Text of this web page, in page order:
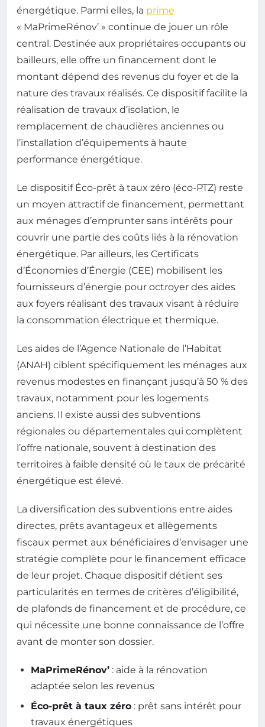
énergétique. Parmi elles, la prime
« MaPrimeRénov’ » continue de jouer un rôle
central. Destinée aux propriétaires occupants ou
bailleurs, elle offre un financement dont le
montant dépend des revenus du foyer et de la
nature des travaux réalisés. Ce dispositif facilite la
réalisation de travaux d’isolation, le
remplacement de chaudières anciennes ou
l’installation d’équipements à haute
performance énergétique.
Le dispositif Éco-prêt à taux zéro (éco-PTZ) reste
un moyen attractif de financement, permettant
aux ménages d’emprunter sans intérêts pour
couvrir une partie des coûts liés à la rénovation
énergétique. Par ailleurs, les Certificats
d’Économies d’Énergie (CEE) mobilisent les
fournisseurs d’énergie pour octroyer des aides
aux foyers réalisant des travaux visant à réduire
la consommation électrique et thermique.
Les aides de l’Agence Nationale de l’Habitat
(ANAH) ciblent spécifiquement les ménages aux
revenus modestes en finançant jusqu’à 50 % des
travaux, notamment pour les logements
anciens. Il existe aussi des subventions
régionales ou départementales qui complètent
l’offre nationale, souvent à destination des
territoires à faible densité où le taux de précarité
énergétique est élevé.
La diversification des subventions entre aides
directes, prêts avantageux et allègements
fiscaux permet aux bénéficiaires d’envisager une
stratégie complète pour le financement efficace
de leur projet. Chaque dispositif détient ses
particularités en termes de critères d’éligibilité,
de plafonds de financement et de procédure, ce
qui nécessite une bonne connaissance de l’offre
avant de monter son dossier.
MaPrimeRénov’ : aide à la rénovation
adaptée selon les revenus
Éco-prêt à taux zéro : prêt sans intérêt pour
travaux énergétiques